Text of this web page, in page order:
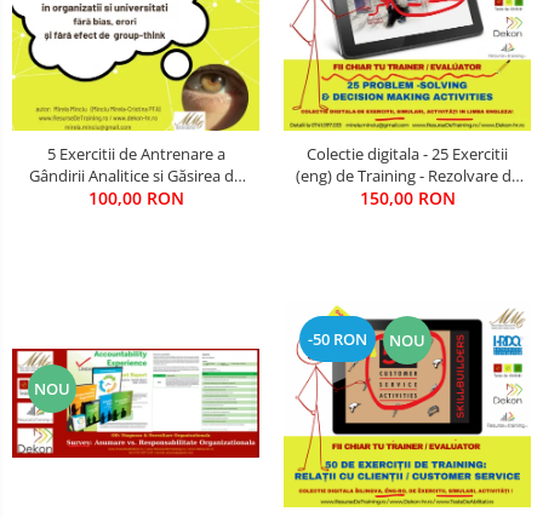
Management
Managementul Schimbarii si
Adaptarii
Negociere (Achizitie / Vanzari /
Cooperare / Competitie)
OPERATIUNI SPATIALE MILITARE SI
CIVILE
OPERATIUNI TERESTRE MILITARE SI
CIVILE
5 Exercitii de Antrenare a
Gândirii Analitice si Găsirea de
Solutii
100,00 RON
Colectie digitala - 25 Exercitii
(eng) de Training - Rezolvare de
Probleme si Luare a Deciziilor
150,00 RON
NOU
-50 RON NOU